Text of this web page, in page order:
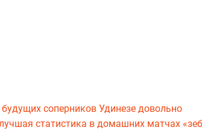
соперников Удинезе довольно
статистика в домашних матчах